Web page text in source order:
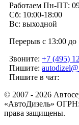
Работаем Пн-ПТ:
Сб: 10:00-18:00
Вс: выходной
Перерыв с 13:00 до
Звоните: +7 (495)
Пишите:
Пишите в чат:
© 2007 - 2026
«АвтоДизель»
права защищены.